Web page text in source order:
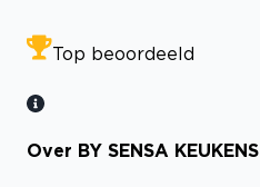
Top beoordeeld
Over BY SENSA KEUKENS